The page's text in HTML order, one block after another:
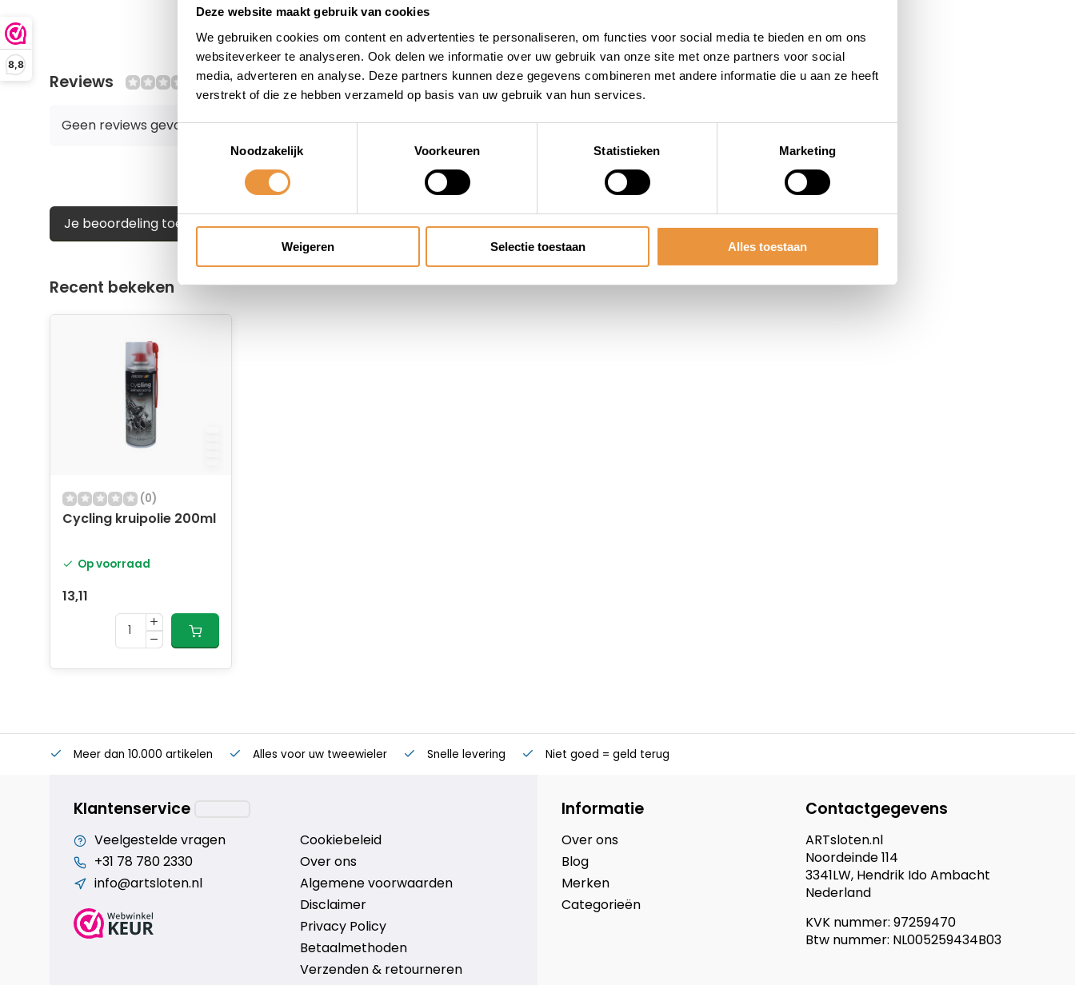
Deze website maakt gebruik van cookies
We gebruiken cookies om content en advertenties te personaliseren, om functies voor social media te bieden en om ons
websiteverkeer te analyseren. Ook delen we informatie over uw gebruik van onze site met onze partners voor social
media, adverteren en analyse. Deze partners kunnen deze gegevens combineren met andere informatie die u aan ze heeft
verstrekt of die ze hebben verzameld op basis van uw gebruik van hun services.
Toestemmingsselectie
Noodzakelijk
Voorkeuren Statistieken Marketing
Weigeren Selectie toestaan Alles toestaan
8,8
Reviews 0/10
Geen reviews gevonden
Je beoordeling toevoegen
Recent bekeken
(0)
Cycling kruipolie 200ml
Op voorraad
13,11
Meer dan 10.000 artikelen Alles voor uw tweewieler Snelle levering Niet goed = geld terug
Klantenservice
Veelgestelde vragen
+31 78 780 2330
info@artsloten.nl
Cookiebeleid
Over ons
Algemene voorwaarden
Disclaimer
Privacy Policy
Betaalmethoden
Verzenden & retourneren
Informatie
Over ons
Blog
Merken
Categorieën
Contactgegevens
ARTsloten.nl
Noordeinde 114
3341LW, Hendrik Ido Ambacht
Nederland
KVK nummer: 97259470
Btw nummer: NL005259434B03